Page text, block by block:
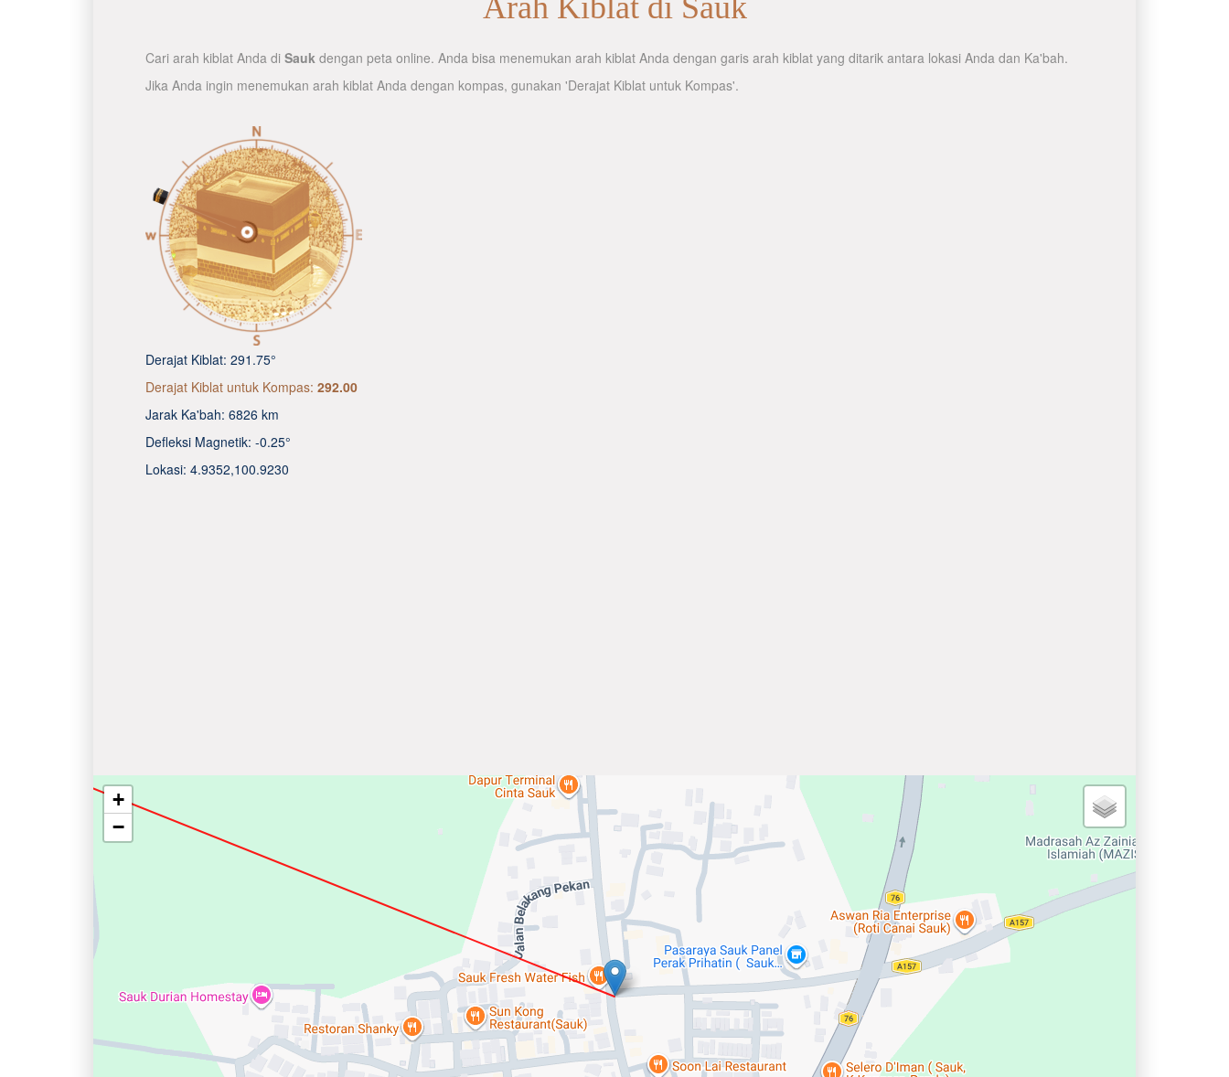
Arah Kiblat di Sauk
Cari arah kiblat Anda di Sauk dengan peta online. Anda bisa menemukan arah kiblat Anda dengan garis arah kiblat yang ditarik antara lokasi Anda dan Ka'bah.
Jika Anda ingin menemukan arah kiblat Anda dengan kompas, gunakan 'Derajat Kiblat untuk Kompas'.
Derajat Kiblat: 291.75°
Derajat Kiblat untuk Kompas: 292.00
Jarak Ka'bah: 6826 km
Defleksi Magnetik: -0.25°
Lokasi: 4.9352,100.9230
+
−